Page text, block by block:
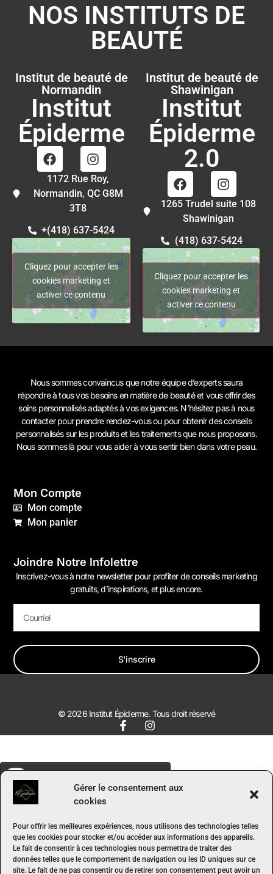
Gérer le consentement aux
cookies
Pour offrir les meilleures expériences, nous utilisons des technologies telles
que les cookies pour stocker et/ou accéder aux informations des appareils.
Le fait de consentir à ces technologies nous permettra de traiter des
données telles que le comportement de navigation ou les ID uniques sur ce
site. Le fait de ne pas consentir ou de retirer son consentement peut avoir un
NOS INSTITUTS DE
BEAUTÉ
Institut de beauté de
Normandin
Institut
Épiderme
1172 Rue Roy,
Normandin, QC G8M
3T8
+(418) 637-5424
Cliquez pour accepter les
cookies marketing et
activer ce contenu
Institut de beauté de
Shawinigan
Institut
Épiderme
2.0
1265 Trudel suite 108
Shawinigan
(418) 637-5424
Cliquez pour accepter les
cookies marketing et
activer ce contenu
Nous sommes convaincus que notre équipe d’experts saura
répondre à tous vos besoins en matière de beauté et vous offrir des
soins personnalisés adaptés à vos exigences. N’hésitez pas à nous
contacterpour prendre rendez-vous ou pour obtenir des conseils
personnalisés sur les produits et les traitements que nous proposons.
Nous sommes là pour vous aider à vous sentir bien dans votre peau.
Mon Compte
Mon compte
Mon panier
Joindre Notre Infolettre
Inscrivez-vous à notre newsletter pour profiter de conseils marketing
gratuits, d’inspirations, et plus encore.
S'inscrire
© 2026 Institut Épiderme. Tous droit réservé